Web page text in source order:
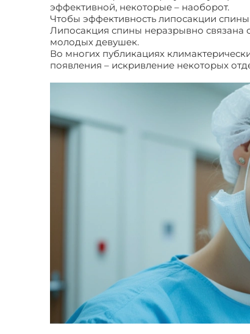
эффективной, некоторые – наоборот.
Чтобы эффективность липосакции
Липосакция спины неразрывно связана
молодых девушек.
Во многих публикациях
появления – искривление некоторых